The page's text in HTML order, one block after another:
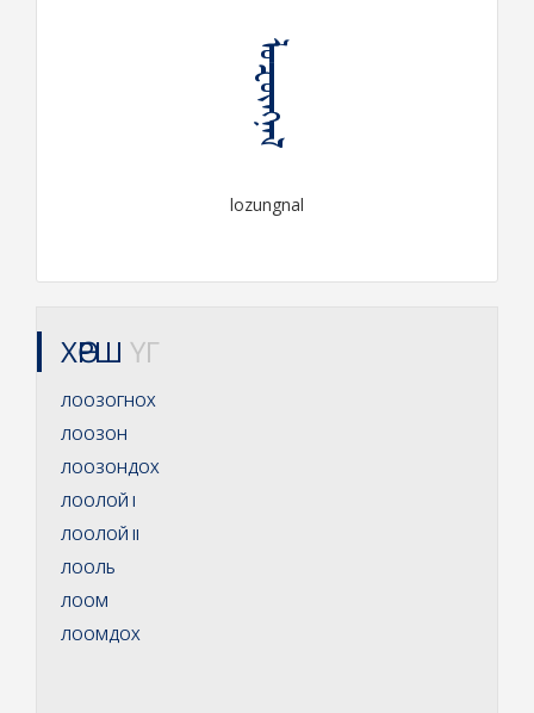
ᠯᠣᠽᠦ᠋ᠩᠨᠠᠯ
lozungnal
ХӨРШ ҮГ
ЛООЗОГНОХ
ЛООЗОН
ЛООЗОНДОХ
ЛООЛОЙ I
ЛООЛОЙ II
ЛООЛЬ
ЛООМ
ЛООМДОХ